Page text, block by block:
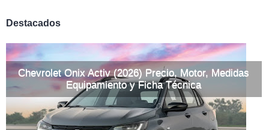
Destacados
Chevrolet Onix Activ (2026) Precio, Motor, Medidas
Equipamiento y Ficha Técnica